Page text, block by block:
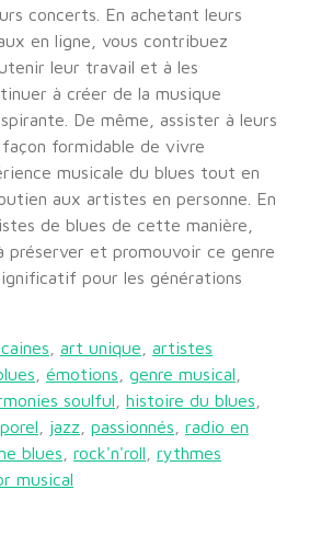
concerts. En achetant leurs
en ligne, vous contribuez
leur travail et à les
à créer de la musique
De même, assister à leurs
formidable de vivre
musicale du blues tout en
aux artistes en personne. En
de blues de cette manière,
préserver et promouvoir ce genre
pour les générations
art unique
artistes
émotions genre musical
soulful histoire du blues
jazz passionnés
radio en
blues rock'n'roll
rythmes
musical